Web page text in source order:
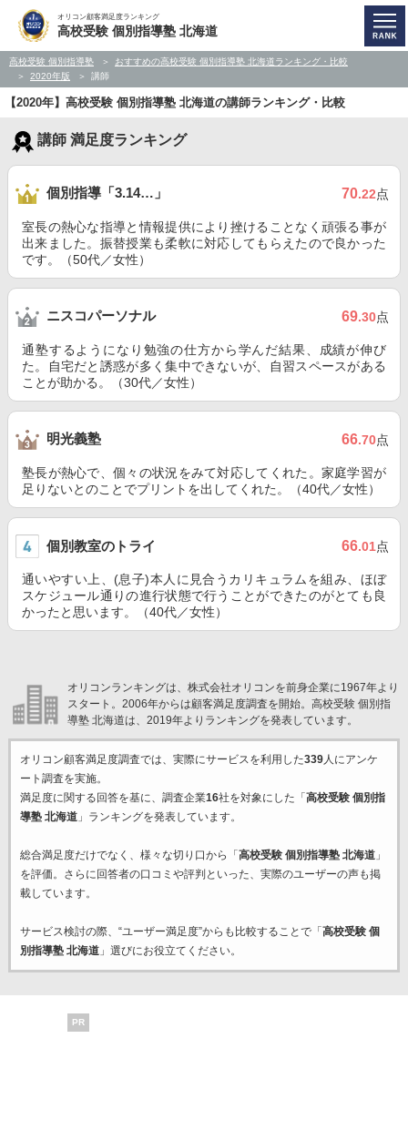
オリコン顧客満足度ランキング
高校受験 個別指導塾 北海道
高校受験 個別指導塾
おすすめの高校受験 個別指導塾 北海道ランキング・比較
2020年版
講師
【2020年】高校受験 個別指導塾 北海道の講師ランキング・比較
講師 満足度ランキング
個別指導「3.14…」 70.22点
室長の熱心な指導と情報提供により挫けることなく頑張る事が
出来ました。振替授業も柔軟に対応してもらえたので良かった
です。（50代／女性）
ニスコパーソナル 69.30点
通塾するようになり勉強の仕方から学んだ結果、成績が伸び
た。自宅だと誘惑が多く集中できないが、自習スペースがある
ことが助かる。（30代／女性）
明光義塾 66.70点
塾長が熱心で、個々の状況をみて対応してくれた。家庭学習が
足りないとのことでプリントを出してくれた。（40代／女性）
個別教室のトライ 66.01点
通いやすい上、(息子)本人に見合うカリキュラムを組み、ほぼ
スケジュール通りの進行状態で行うことができたのがとても良
かったと思います。（40代／女性）
オリコンランキングは、株式会社オリコンを前身企業に1967年より
スタート。2006年からは顧客満足度調査を開始。高校受験 個別指
導塾 北海道は、2019年よりランキングを発表しています。
オリコン顧客満足度調査では、実際にサービスを利用した339人にアンケ
ート調査を実施。
満足度に関する回答を基に、調査企業16社を対象にした「 高校受験 個別指
導塾 北海道」ランキングを発表しています。
総合満足度だけでなく、様々な切り口から「 高校受験 個別指導塾 北海道」
を評価。さらに回答者の口コミや評判といった、実際のユーザーの声も掲
載しています。
サービス検討の際、“ユーザー満足度”からも比較することで「 高校受験 個
別指導塾 北海道」選びにお役立てください。
PR